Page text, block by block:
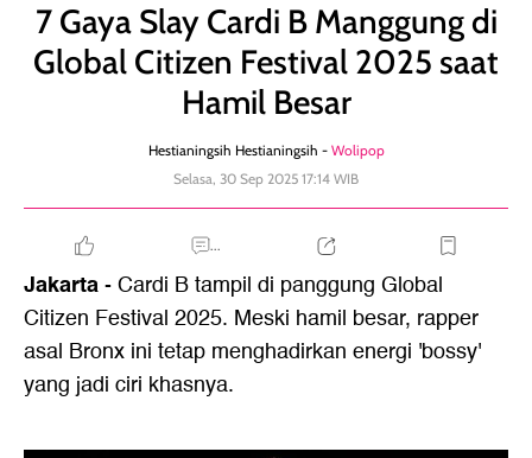
7 Gaya Slay Cardi B Manggung di
Global Citizen Festival 2025 saat
Hamil Besar
Hestianingsih Hestianingsih - Wolipop
Selasa, 30 Sep 2025 17:14 WIB
...
Jakarta- Cardi B tampil di panggung Global
Citizen Festival 2025. Meski hamil besar, rapper
asal Bronx ini tetap menghadirkan energi 'bossy'
yang jadi ciri khasnya.